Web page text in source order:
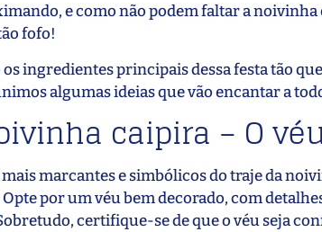
e como não podem faltar a
fofo!
ingredientes principais dessa festa tão
algumas ideias que vão encantar a
caipira – O
marcantes e simbólicos do traje da
por um véu bem decorado, com
certifique-se de que o véu seja